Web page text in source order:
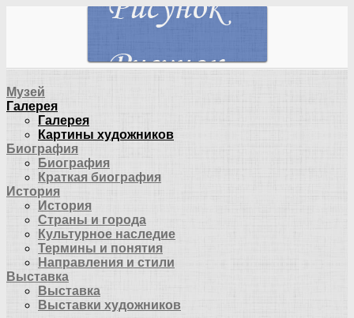
Музей
Галерея
Галерея
Картины художников
Биография
Биография
Краткая биография
История
История
Страны и города
Культурное наследие
Термины и понятия
Направления и стили
Выставка
Выставка
Выставки художников